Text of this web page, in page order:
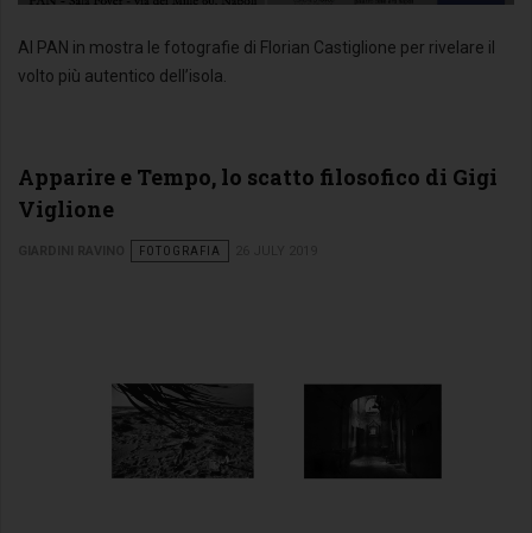
Al PAN in mostra le fotografie di Florian Castiglione per rivelare il
volto più autentico dell’isola.
Apparire e Tempo, lo scatto filosofico di Gigi
Viglione
FOTOGRAFIA